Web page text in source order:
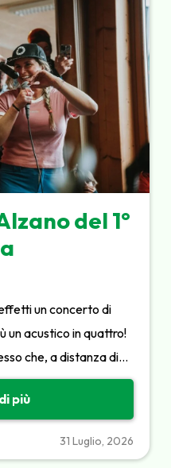
del 1°
un concerto di
un acustico in quattro!
che, a distanza di…
più
31 Luglio, 2026